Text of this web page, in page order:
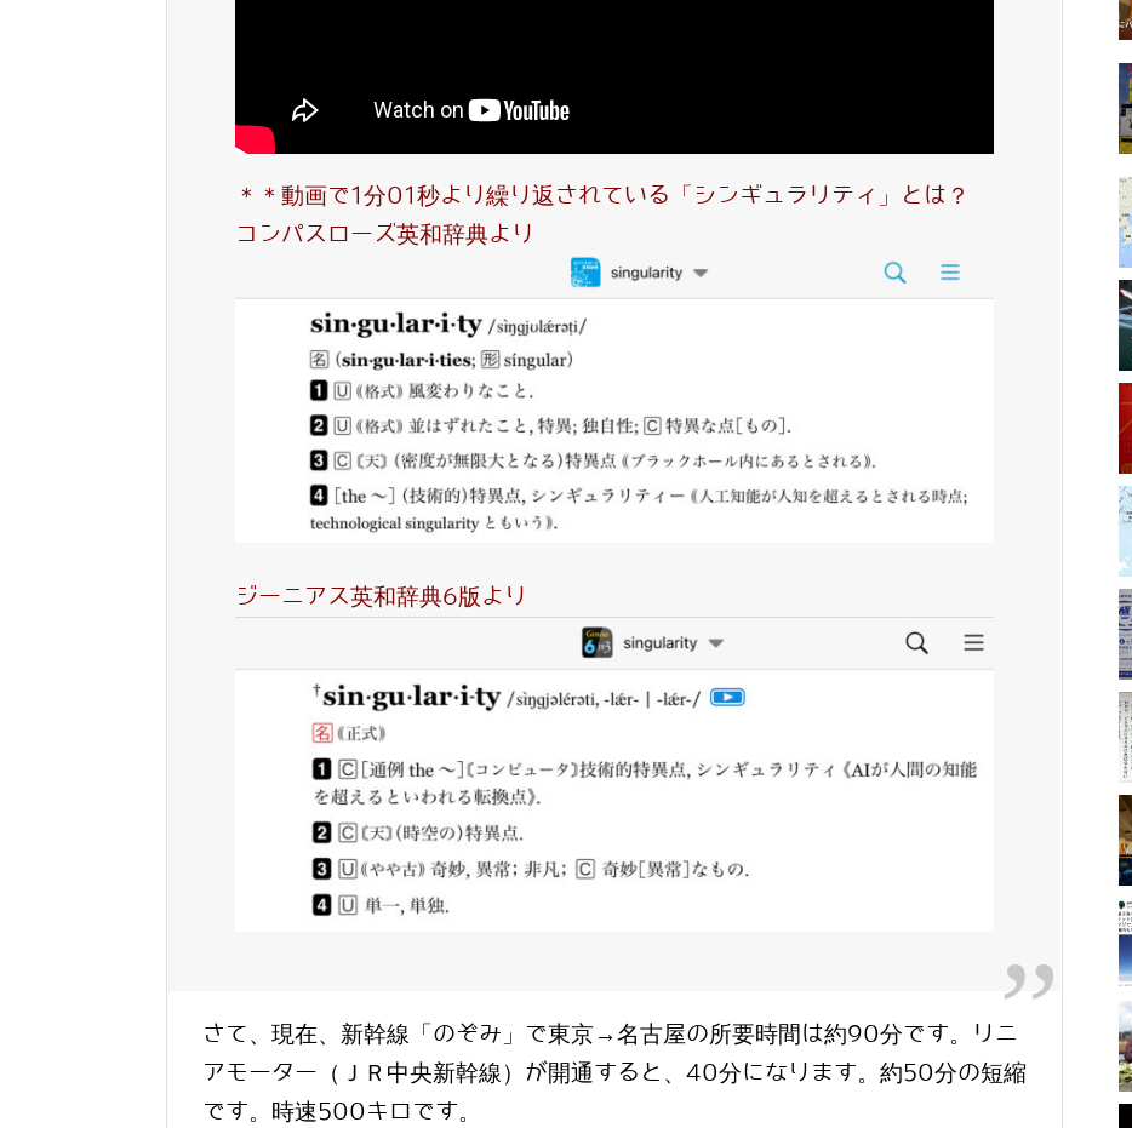
＊＊動画で1分01秒より繰り返されている「シンギュラリティ」とは？
コンパスローズ英和辞典より
ジーニアス英和辞典6版より
さて、現在、新幹線「のぞみ」で東京→名古屋の所要時間は約90分です。リニ
アモーター（ＪＲ中央新幹線）が開通すると、40分になります。約50分の短縮
です。時速500キロです。